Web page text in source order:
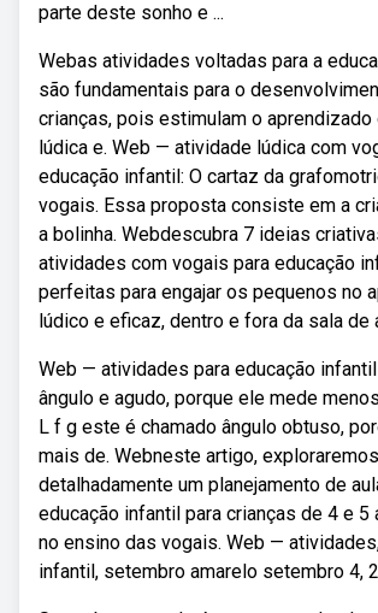
parte deste sonho e ...
Webas atividades voltadas para a
são fundamentais para o
crianças, pois estimulam o aprendizado
lúdica e. Web — atividade lúdica com
educação infantil: O cartaz da
vogais. Essa proposta consiste em a
a bolinha. Webdescubra 7 ideias
atividades com vogais para educação
perfeitas para engajar os pequenos no
lúdico e eficaz, dentro e fora da sala de
Web — atividades para educação
ângulo e agudo, porque ele mede
L f g este é chamado ângulo obtuso,
mais de. Webneste artigo, exploraremos
detalhadamente um planejamento de
educação infantil para crianças de 4 e 5
no ensino das vogais. Web —
infantil, setembro amarelo setembro 4,